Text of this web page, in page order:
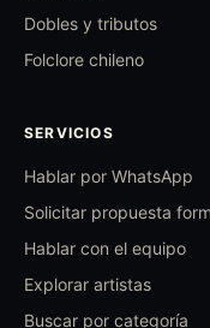
Dobles y tributos
Folclore chileno
SERVICIOS
Hablar por WhatsApp
Solicitar propuesta
Hablar con el equipo
Explorar artistas
Buscar por categoría